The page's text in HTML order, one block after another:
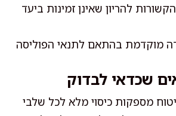
להריון שאינן זמינות ביעד
מוקדמת בהתאם לתנאי הפוליסה
שכדאי לבדוק
מספקות כיסוי מלא לכל שלבי